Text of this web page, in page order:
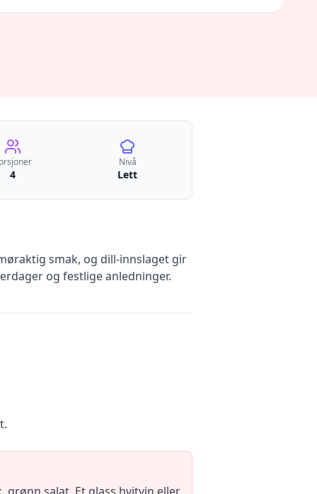
4
Nivå
Lett
smak, og dill-innslaget gir
og festlige anledninger.